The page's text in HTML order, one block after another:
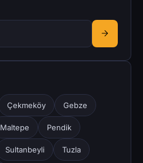
Çekmeköy Gebze
Maltepe Pendik
Sultanbeyli Tuzla